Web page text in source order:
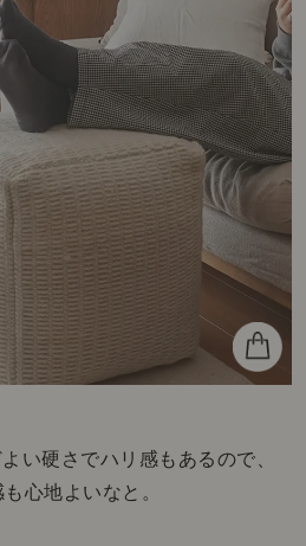
い硬さでハリ感もあるので、
心地よいなと。